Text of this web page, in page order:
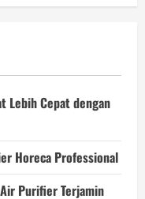
Lebih Cepat dengan
Horeca Professional
Purifier Terjamin